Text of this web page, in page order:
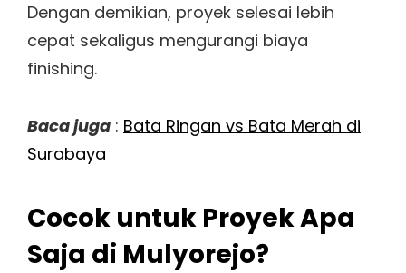
Dengan demikian, proyek selesai lebih
cepat sekaligus mengurangi biaya
finishing.
Baca juga : Bata Ringan vs Bata Merah di
Surabaya
Cocok untuk Proyek Apa
Saja di Mulyorejo?